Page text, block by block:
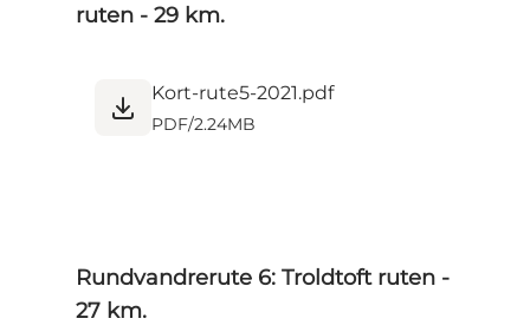
ruten - 29 km.
Kort-rute5-2021.pdf
PDF/2.24MB
Rundvandrerute 6: Troldtoft ruten -
27 km.